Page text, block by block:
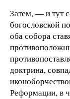
Затем, — и тут
богословской
оба собора
доктрина,
Реформации, в